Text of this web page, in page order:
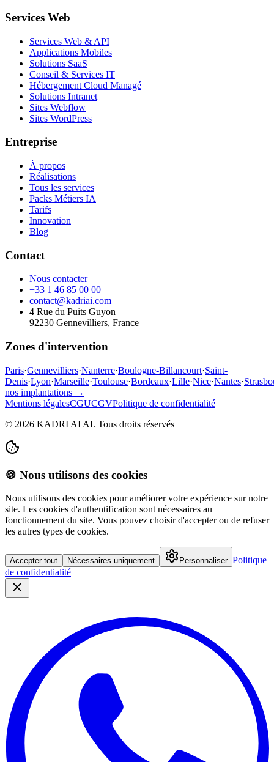
Services Web
Services Web & API
Applications Mobiles
Solutions SaaS
Conseil & Services IT
Hébergement Cloud Managé
Solutions Intranet
Sites Webflow
Sites WordPress
Entreprise
À propos
Réalisations
Tous les services
Packs Métiers IA
Tarifs
Innovation
Blog
Contact
Nous contacter
+33 1 46 85 00 00
contact@kadriai.com
4 Rue du Puits Guyon
92230 Gennevilliers, France
Zones d'intervention
Paris·Gennevilliers·Nanterre·Boulogne-Billancourt·Saint-
Denis·Lyon·Marseille·Toulouse·Bordeaux·Lille·Nice·Nantes·
nos implantations →
Mentions légalesCGUCGVPolitique de confidentialité
© 2026 KADRI AI AI. Tous droits réservés
🍪 Nous utilisons des cookies
Nous utilisons des cookies pour améliorer votre expérience sur notre
site. Les cookies d'authentification sont nécessaires au
fonctionnement du site. Vous pouvez choisir d'accepter ou de refuser
les autres types de cookies.
Accepter tout Nécessaires uniquement Personnaliser Politique
de confidentialité